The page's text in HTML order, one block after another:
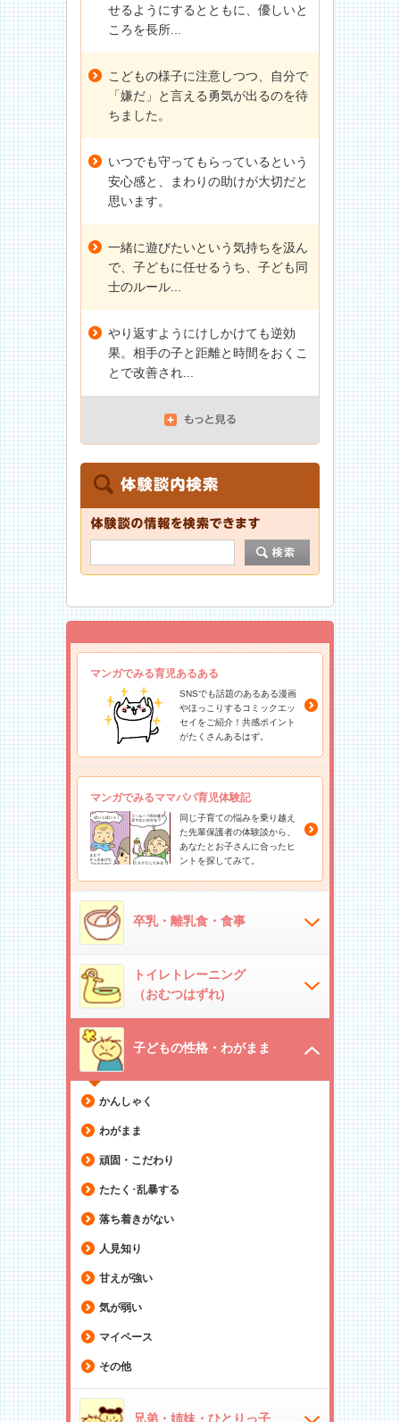
せるようにするとともに、優しいと
ころを長所...
こどもの様子に注意しつつ、自分で
「嫌だ」と言える勇気が出るのを待
ちました。
いつでも守ってもらっているという
安心感と、まわりの助けが大切だと
思います。
一緒に遊びたいという気持ちを汲ん
で、子どもに任せるうち、子ども同
士のルール...
やり返すようにけしかけても逆効
果。相手の子と距離と時間をおくこ
とで改善され...
マンガでみる育児あるある
SNSでも話題のあるある漫画
やほっこりするコミックエッ
セイをご紹介！共感ポイント
がたくさんあるはず。
マンガでみるママパパ育児体験記
同じ子育ての悩みを乗り越え
た先輩保護者の体験談から、
あなたとお子さんに合ったヒ
ントを探してみて。
卒乳・離乳食・食事
トイレトレーニング
（おむつはずれ)
子どもの性格・わがまま
かんしゃく
わがまま
頑固・こだわり
たたく･乱暴する
落ち着きがない
人見知り
甘えが強い
気が弱い
マイペース
その他
兄弟・姉妹・ひとりっ子